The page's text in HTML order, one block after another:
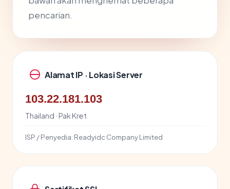
pencarian.
Alamat IP · Lokasi Server
103.22.181.103
Thailand · Pak Kret
ISP / Penyedia: Readyidc Company Limited